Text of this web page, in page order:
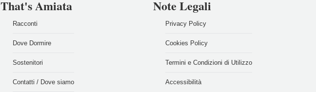
That's Amiata
Racconti
Dove Dormire
Sostenitori
Contatti / Dove siamo
Note Legali
Privacy Policy
Cookies Policy
Termini e Condizioni di Utilizzo
Accessibilità